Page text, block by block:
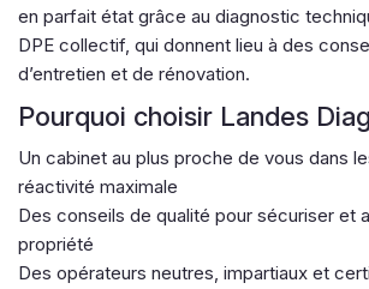
en parfait état grâce au diagnostic
DPE collectif, qui donnent lieu à des
d’entretien et de rénovation.
Pourquoi choisir Landes
Un cabinet au plus proche de vous dans
réactivité maximale
Des conseils de qualité pour sécuriser et
propriété
Des opérateurs neutres, impartiaux et